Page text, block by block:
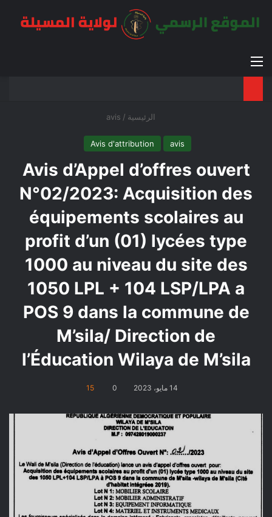
القائمة
الرئيسية /
avis
avis
Avis d'attribution
Avis d’Appel d’offres ouvert
N°02/2023: Acquisition des
équipements scolaires au
profit d’un (01) lycées type
1000 au niveau du site des
1050 LPL + 104 LSP/LPA a
POS 9 dans la commune de
M’sila/ Direction de
l’Éducation Wilaya de M’sila
14 مايو، 2023 0
15